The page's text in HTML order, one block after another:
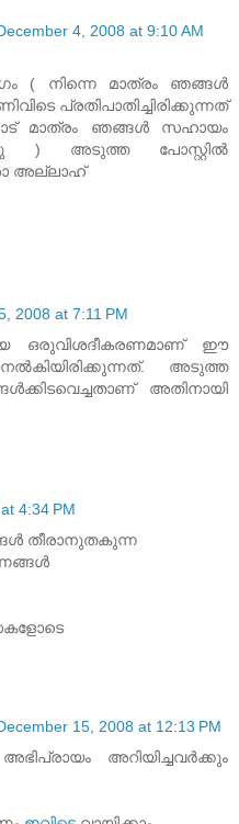
4, 2008 at 9:10 AM
( നിന്നെ മാത്രം ഞങ്ങള്‍
പ്രതിപാതിച്ചിരിക്കുന്നത്‌
മാത്രം ഞങ്ങള്‍ സഹായം
) അടുത്ത പോസ്റ്റില്‍
അല്ലാഹ്‌
2008 at 7:11 PM
ഒരുവിശദീകരണമാണ് ഈ
അടുത്ത
അതിനായി
4:34 PM
തീരാനുതകുന്ന
15, 2008 at 12:13 PM
അറിയിച്ചവര്‍ക്കും